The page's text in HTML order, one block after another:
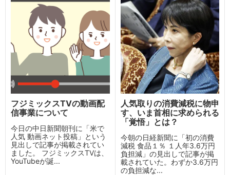
フジミックスTVの動画配
信事業について
今日の中日新聞朝刊に「米で
人気 動画ネット投稿」という
見出しで記事が掲載されてい
ました。 フジミックスTVは、
YouTubeが誕...
人気取りの消費減税に物申
す、いま首相に求められる
「覚悟」とは？
今朝の日経新聞に「初の消費
減税 食品１％ １人年3.6万円
負担減」の見出しで記事が掲
載されていた。わずか3.6万円
の負担減な...